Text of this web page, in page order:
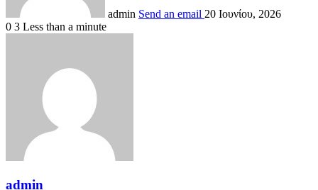
admin Send an email 20 Ιουνίου, 2026
0 3 Less than a minute
admin